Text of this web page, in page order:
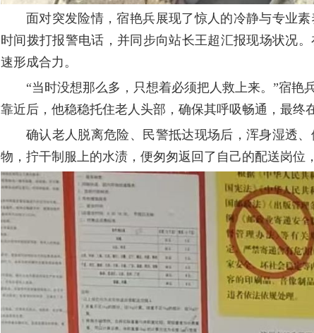
面对突发险情，宿艳兵展现了惊人的冷静与专业
时间拨打报警电话，并同步向站长王超汇报现场状况
速形成合力。
“当时没想那么多，只想着必须把人救上来。”宿艳
靠近后，他稳稳托住老人头部，确保其呼吸畅通，最终
确认老人脱离危险、民警抵达现场后，浑身湿透
物，拧干制服上的水渍，便匆匆返回了自己的配送岗位